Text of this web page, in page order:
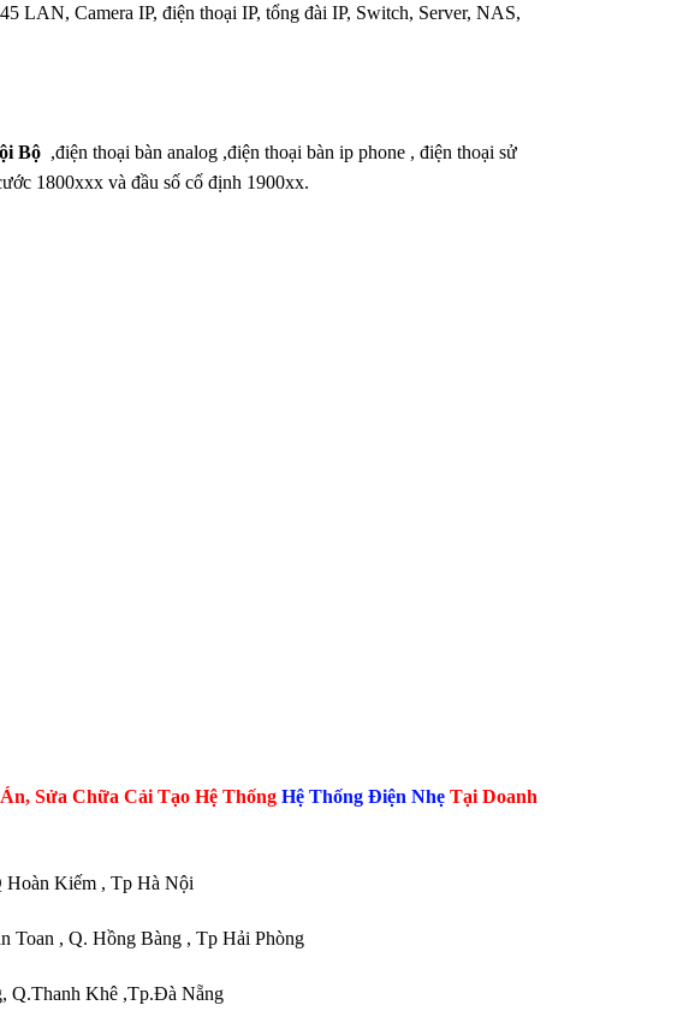
LAN, Camera IP, điện thoại IP, tổng đài IP, Switch, Server, NAS,
Bộ ,điện thoại bàn analog ,điện thoại bàn ip phone , điện thoại sử
1800xxx và đầu số cố định 1900xx.
Sửa Chữa Cải Tạo Hệ Thống Hệ Thống Điện Nhẹ Tại Doanh
Hoàn Kiếm , Tp Hà Nội
Toan , Q. Hồng Bàng , Tp Hải Phòng
Q.Thanh Khê ,Tp.Đà Nẵng